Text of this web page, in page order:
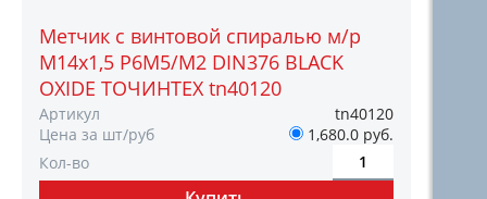
Метчик с винтовой спиралью м/р
М14х1,5 Р6М5/М2 DIN376 BLACK
OXIDE ТОЧИНТЕХ tn40120
Артикул
tn40120
Цена за шт/руб
1,680.0 руб.
Кол-во